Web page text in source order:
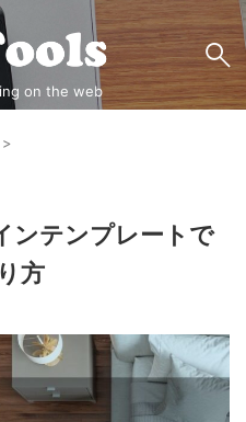
on the web
>
ンテンプレートで
方